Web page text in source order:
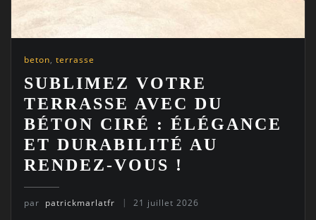
beton, terrasse
SUBLIMEZ VOTRE
TERRASSE AVEC DU
BÉTON CIRÉ : ÉLÉGANCE
ET DURABILITÉ AU
RENDEZ-VOUS !
par patrickmarlatfr 21 juillet 2026